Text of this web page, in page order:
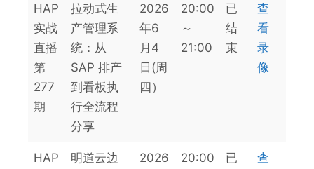
HAP
实战
直播
第
277
期
拉动式生
产管理系
统：从
SAP 排产
到看板执
行全流程
分享
2026
年6
月4
日(周
四）
20:00
～
21:00
已
结
束
查
看
录
像
HAP
明道云边
2026
20:00
已
查